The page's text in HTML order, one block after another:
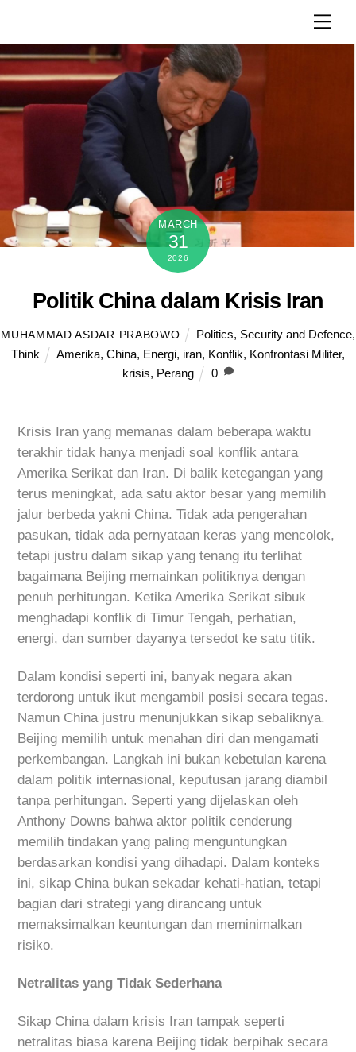
content
MARCH
31
2026
Politik China dalam Krisis Iran
MUHAMMAD ASDAR PRABOWO Politics, Security and Defence,
Think
Amerika,China, Energi, iran, Konflik, Konfrontasi Militer,
krisis, Perang 0
Krisis Iran yang memanas dalam beberapa waktu
terakhir tidak hanya menjadi soal konflik antara
Amerika Serikat dan Iran. Di balik ketegangan yang
terus meningkat, ada satu aktor besar yang memilih
jalur berbeda yakni China. Tidak ada pengerahan
pasukan, tidak ada pernyataan keras yang mencolok,
tetapi justru dalam sikap yang tenang itu terlihat
bagaimana Beijing memainkan politiknya dengan
penuh perhitungan. Ketika Amerika Serikat sibuk
menghadapi konflik di Timur Tengah, perhatian,
energi, dan sumber dayanya tersedot ke satu titik.
Dalam kondisi seperti ini, banyak negara akan
terdorong untuk ikut mengambil posisi secara tegas.
Namun China justru menunjukkan sikap sebaliknya.
Beijing memilih untuk menahan diri dan mengamati
perkembangan. Langkah ini bukan kebetulan karena
dalam politik internasional, keputusan jarang diambil
tanpa perhitungan. Seperti yang dijelaskan oleh
Anthony Downs bahwa aktor politik cenderung
memilih tindakan yang paling menguntungkan
berdasarkan kondisi yang dihadapi. Dalam konteks
ini, sikap China bukan sekadar kehati-hatian, tetapi
bagian dari strategi yang dirancang untuk
memaksimalkan keuntungan dan meminimalkan
risiko.
Netralitas yang Tidak Sederhana
Sikap China dalam krisis Iran tampak seperti
netralitas biasa karena Beijing tidak berpihak secara